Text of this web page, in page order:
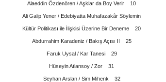
Alaeddin Özdenören / Aşklar da Boy Verir 10
Ali Galip Yener / Edebiyatta Muhafazakâr Söylemin
Kültür Politikası ile İlişkisi Üzerine Bir Deneme 20
Abdurrahim Karadeniz / Bakış Açısı II 25
Faruk Uysal / Kar Tanesi 29
Hüseyin Atlansoy / Zor 31
Seyhan Arslan / Sim Mihenk 32